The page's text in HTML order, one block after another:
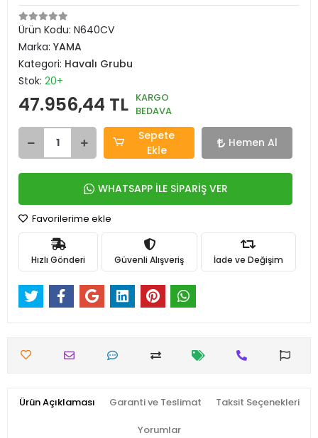
Ürün Kodu: N640CV
Marka: YAMA
Kategori: Havalı Grubu
Stok: 20+
47.956,44 TL KARGO
BEDAVA
Sepete
Ekle
Hemen Al
WHATSAPP İLE SİPARİŞ VER
Favorilerime ekle
Hızlı Gönderi Güvenli Alışveriş İade ve Değişim
Ürün Açıklaması Garanti ve Teslimat Taksit Seçenekleri
Yorumlar